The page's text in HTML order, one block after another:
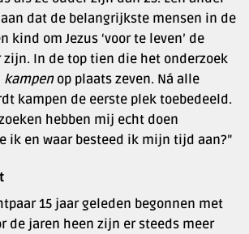
dat de belangrijkste mensen in de
kind om Jezus ‘voor te leven’ de
zijn. In de top tien die het onderzoek
kampenop plaats zeven. Ná alle
kampen de eerste plek toebedeeld.
hebben mij echt doen
ik en waar besteed ik mijn tijd aan?”
15 jaar geleden begonnen met
de jaren heen zijn er steeds meer